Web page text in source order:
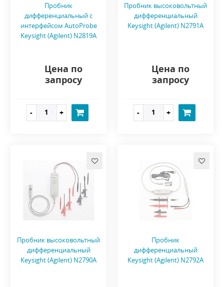
Пробник
дифференциальный с
интерфейсом AutoProbe
Keysight (Agilent) N2819A
Цена по
запросу
Пробник высоковольтный
дифференциальный
Keysight (Agilent) N2791A
Цена по
запросу
Пробник высоковольтный
дифференциальный
Keysight (Agilent) N2790A
Пробник
дифференциальный
Keysight (Agilent) N2792A